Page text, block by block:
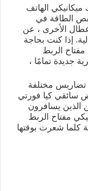
الهاتف
الطاقة في
الأخرى ، عن
إذا كنت بحاجة
الربط
جديدة تمامًا ،
تضاريس مختلفة
سائقي كيا فورتي
الذين يسافرون
مفتاح الربط
كلما شعرت بوقتها